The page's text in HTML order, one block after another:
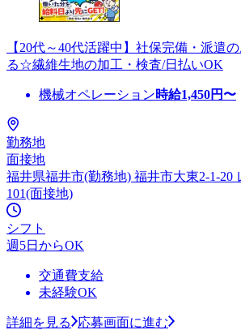
【20代～40代活躍中】社保完備・派遣
る☆繊維生地の加工・検査/日払いOK
機械オペレーション時給1,450円〜
勤務地
面接地
福井県福井市(勤務地) 福井市大東2-1-20
101(面接地)
シフト
週5日からOK
交通費支給
未経験OK
詳細を見る 応募画面に進む